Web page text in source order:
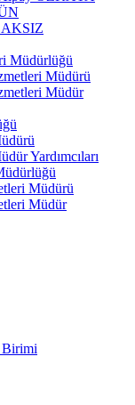
Müdürlüğü
Müdürü
Müdür
Yardımcıları
Müdürü
Müdür
Birimi